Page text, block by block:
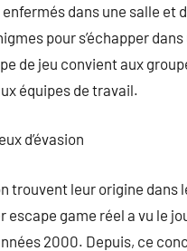
dans une salle et
pour s’échapper dans
de jeu convient aux
équipes de travail.
d’évasion
trouvent leur origine dans
escape game réel a vu le
2000. Depuis, ce